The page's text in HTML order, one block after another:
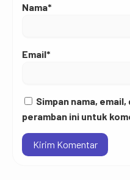
Nama*
Email*
Simpan nama,
peramban ini untuk